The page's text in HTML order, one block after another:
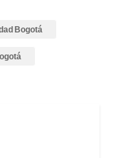
Bogotá